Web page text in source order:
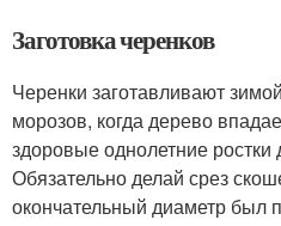
Заготовка черенков
Черенки заготавливают
морозов, когда дерево
здоровые однолетние ростки
Обязательно делай срез
окончательный диаметр был